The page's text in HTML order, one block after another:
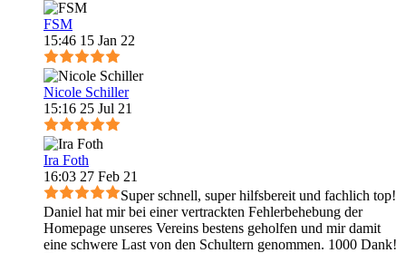
FSM
15:46 15 Jan 22
Nicole Schiller
15:16 25 Jul 21
Ira Foth
16:03 27 Feb 21
Super schnell, super hilfsbereit und fachlich top!
Daniel hat mir bei einer vertrackten Fehlerbehebung der
Homepage unseres Vereins bestens geholfen und mir damit
eine schwere Last von den Schultern genommen. 1000 Dank!